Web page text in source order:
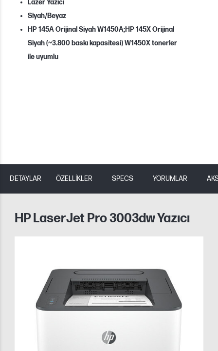
Lazer Yazıcı
Siyah/Beyaz
HP 145A Orijinal Siyah W1450A;HP 145X Orijinal
Siyah (~3.800 baskı kapasitesi)W1450X tonerler
ile uyumlu
DETAYLAR ÖZELLİKLER SPECS YORUMLAR
HP LaserJet Pro 3003dw Yazıcı